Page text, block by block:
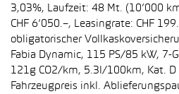
3,03%, Laufzeit: 48 Mt. (10’000
CHF 6’050.–, Leasingrate: CHF
obligatorischer
Fabia Dynamic, 115 PS/85 kW, 7-
121g CO2/km, 5.3l/100km, Kat. D
Fahrzeugpreis inkl.